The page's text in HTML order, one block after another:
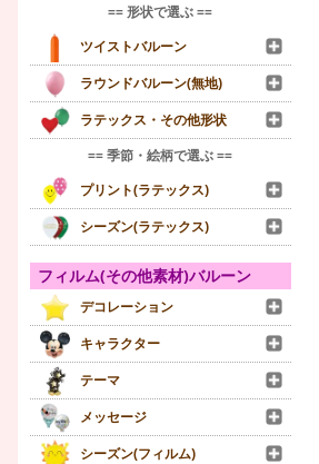
== 形状で選ぶ ==
ツイストバルーン
ラウンドバルーン(無地)
ラテックス・その他形状
== 季節・絵柄で選ぶ ==
プリント(ラテックス)
シーズン(ラテックス)
フィルム(その他素材)バルーン
デコレーション
キャラクター
テーマ
メッセージ
シーズン(フィルム)